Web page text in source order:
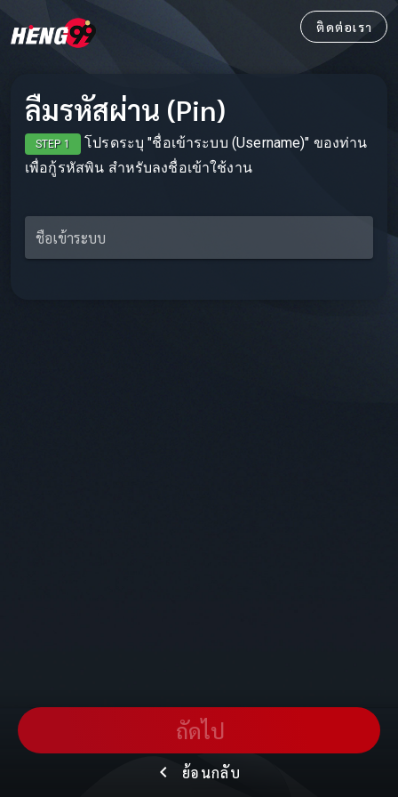
ติดต่อเรา
ลืมรหัสผ่าน (Pin)
STEP 1
โปรดระบุ "ชื่อเข้าระบบ (Username)" ของท่าน
เพื่อกู้รหัสพิน สำหรับลงชื่อเข้าใช้งาน
ชื่อเข้าระบบ
ถัดไป
ย้อนกลับ